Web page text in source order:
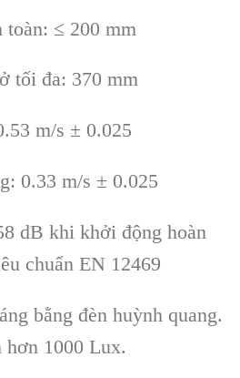
toàn: ≤ 200 mm
tối đa: 370 mm
m/s ± 0.025
0.33 m/s ± 0.025
dB khi khởi động hoàn
chuẩn EN 12469
bằng đèn huỳnh quang.
hơn 1000 Lux.